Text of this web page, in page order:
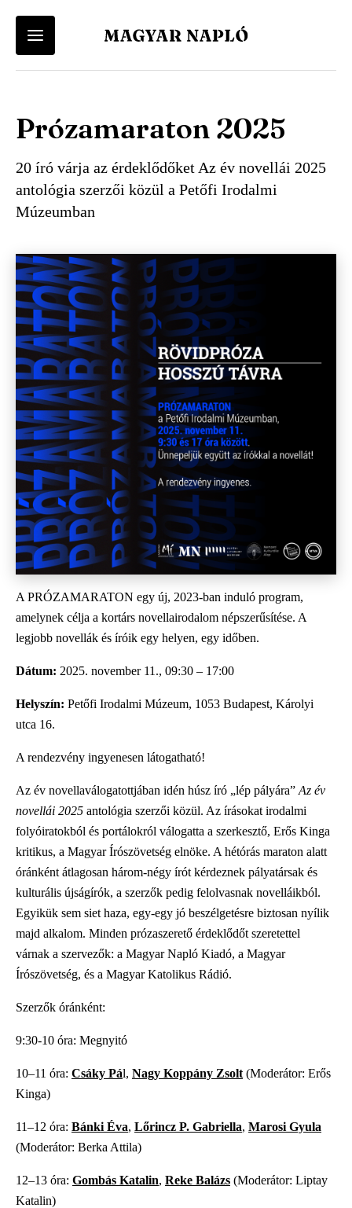
Ugrás
tartalomra
menü
Felhasználói fiókod eléréséhez először lépj be vagy regisztrálj.
Belépés Regisztráció
A kosár üres
Menü
-
Magyar
Napló
-
Főmenü
Webáruház
Irodalmi Magazin
Prózamaraton 2025
20 író várja az érdeklődőket Az év novellái 2025
antológia szerzői közül a Petőfi Irodalmi
Múzeumban
A PRÓZAMARATON egy új, 2023-ban induló program,
amelynek célja a kortárs novellairodalom népszerűsítése. A
legjobb novellák és íróik egy helyen, egy időben.
Dátum: 2025. november 11., 09:30 – 17:00
Helyszín: Petőfi Irodalmi Múzeum, 1053 Budapest, Károlyi
utca 16.
A rendezvény ingyenesen látogatható!
Az év novellaválogatottjában idén húsz író „lép pályára” Az év
novellái 2025 antológia szerzői közül. Az írásokat irodalmi
folyóiratokból és portálokról válogatta a szerkesztő, Erős Kinga
kritikus, a Magyar Írószövetség elnöke. A hétórás maraton alatt
óránként átlagosan három-négy írót kérdeznek pályatársak és
kulturális újságírók, a szerzők pedig felolvasnak novelláikból.
Egyikük sem siet haza, egy-egy jó beszélgetésre biztosan nyílik
majd alkalom. Minden prózaszerető érdeklődőt szeretettel
várnak a szervezők: a Magyar Napló Kiadó, a Magyar
Írószövetség, és a Magyar Katolikus Rádió.
Szerzők óránként:
9:30-10 óra: Megnyitó
10–11 óra: Csáky Pál, Nagy Koppány Zsolt (Moderátor: Erős
Kinga)
11–12 óra: Bánki Éva, Lőrincz P. Gabriella, Marosi Gyula
(Moderátor: Berka Attila)
12–13 óra: Gombás Katalin, Reke Balázs (Moderátor: Liptay
Katalin)